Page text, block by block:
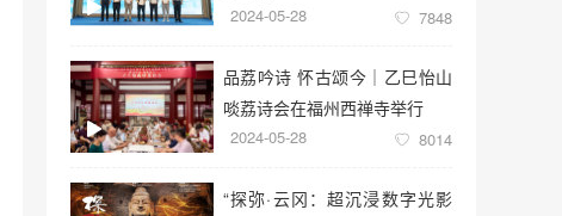
2024-05-28 7848
品荔吟诗 怀古颂今｜乙巳怡山
啖荔诗会在福州西禅寺举行
2024-05-28 8014
“探弥·云冈：超沉浸数字光影